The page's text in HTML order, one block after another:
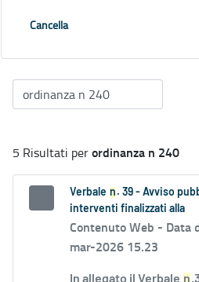
Cancella
5 Risultati perordinanza n 240
Verbale n . 39 - Avviso
interventi finalizzati alla
Contenuto Web - Data
mar-2026 15.23
In allegato il Verbale n